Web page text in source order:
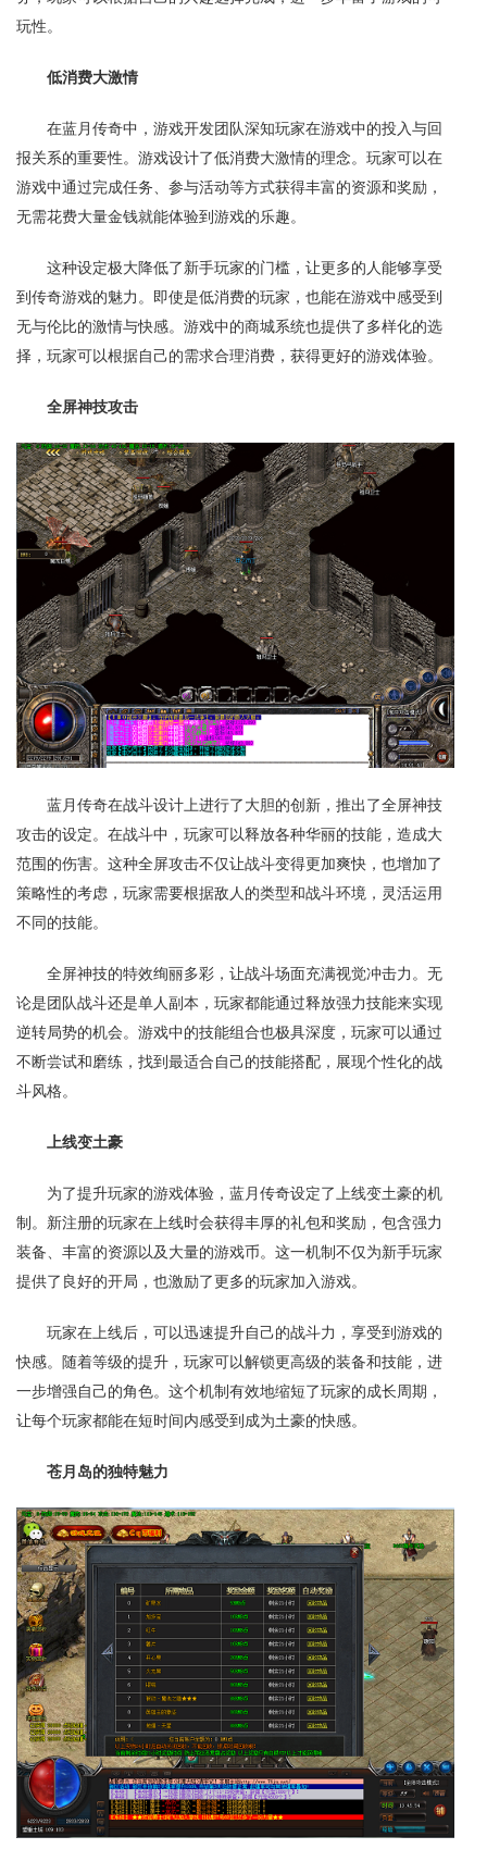
玩性。
低消费大激情
在蓝月传奇中，游戏开发团队深知玩家在游戏中的投入与回
报关系的重要性。游戏设计了低消费大激情的理念。玩家可以在
游戏中通过完成任务、参与活动等方式获得丰富的资源和奖励，
无需花费大量金钱就能体验到游戏的乐趣。
这种设定极大降低了新手玩家的门槛，让更多的人能够享受
到传奇游戏的魅力。即使是低消费的玩家，也能在游戏中感受到
无与伦比的激情与快感。游戏中的商城系统也提供了多样化的选
择，玩家可以根据自己的需求合理消费，获得更好的游戏体验。
全屏神技攻击
蓝月传奇在战斗设计上进行了大胆的创新，推出了全屏神技
攻击的设定。在战斗中，玩家可以释放各种华丽的技能，造成大
范围的伤害。这种全屏攻击不仅让战斗变得更加爽快，也增加了
策略性的考虑，玩家需要根据敌人的类型和战斗环境，灵活运用
不同的技能。
全屏神技的特效绚丽多彩，让战斗场面充满视觉冲击力。无
论是团队战斗还是单人副本，玩家都能通过释放强力技能来实现
逆转局势的机会。游戏中的技能组合也极具深度，玩家可以通过
不断尝试和磨练，找到最适合自己的技能搭配，展现个性化的战
斗风格。
上线变土豪
为了提升玩家的游戏体验，蓝月传奇设定了上线变土豪的机
制。新注册的玩家在上线时会获得丰厚的礼包和奖励，包含强力
装备、丰富的资源以及大量的游戏币。这一机制不仅为新手玩家
提供了良好的开局，也激励了更多的玩家加入游戏。
玩家在上线后，可以迅速提升自己的战斗力，享受到游戏的
快感。随着等级的提升，玩家可以解锁更高级的装备和技能，进
一步增强自己的角色。这个机制有效地缩短了玩家的成长周期，
让每个玩家都能在短时间内感受到成为土豪的快感。
苍月岛的独特魅力